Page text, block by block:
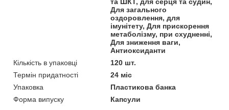
Для загального
оздоровлення, для
імунітету, Для прискорення
метаболізму, при схудненні,
Для зниження ваги,
Антиоксиданти
Кількість в упаковці
120 шт.
Термін придатності
24 міс
Упаковка
Пластикова банка
Форма випуску
Капсули